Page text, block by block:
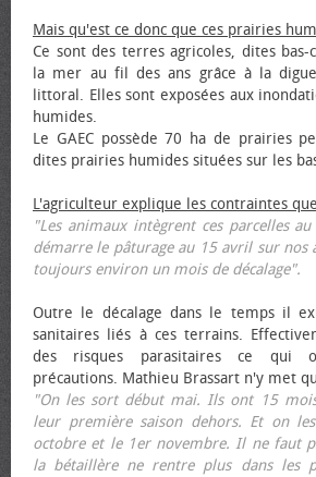
Mais qu'est ce donc que ces prairies
Ce sont des terres agricoles, dites bas-
la mer au fil des ans grâce à la
littoral. Elles sont exposées aux
humides.
Le GAEC possède 70 ha de prairies
dites prairies humides situées sur les
L'agriculteur explique les contraintes
"Les animaux intègrent ces parcelles
démarre le pâturage au 15 avril sur nos
toujours environ un mois de décalage".
Outre le décalage dans le temps il
sanitaires liés à ces terrains.
des risques parasitaires ce qui
précautions. Mathieu Brassart n'y met
"On les sort début mai. Ils ont 15
leur première saison dehors. Et on
octobre et le 1er novembre. Il ne faut
la bétaillère ne rentre plus dans les